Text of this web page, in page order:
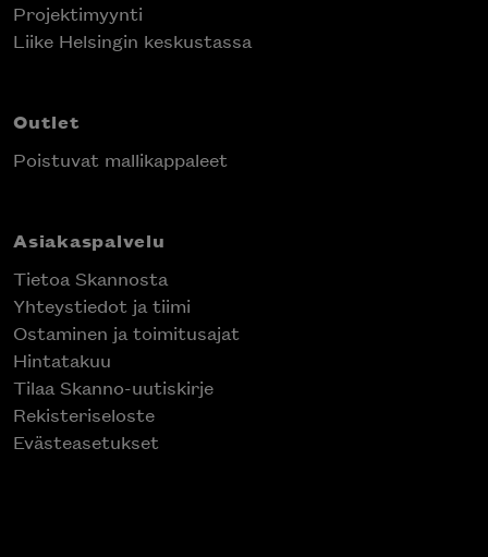
Projektimyynti
Liike Helsingin keskustassa
Outlet
Poistuvat mallikappaleet
Asiakaspalvelu
Tietoa Skannosta
Yhteystiedot ja tiimi
Ostaminen ja toimitusajat
Hintatakuu
Tilaa Skanno-uutiskirje
Rekisteriseloste
Evästeasetukset